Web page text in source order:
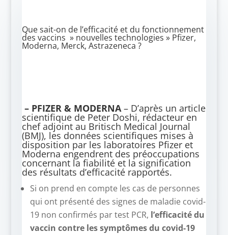
Que sait-on de l’efficacité et du fonctionnement
des vaccins » nouvelles technologies » Pfizer,
Moderna, Merck, Astrazeneca ?
– PFIZER & MODERNA– D’après un article
scientifique de Peter Doshi, rédacteur en
chef adjoint au Britisch Medical Journal
(BMJ), les données scientifiques mises à
disposition par les laboratoires Pfizer et
Moderna engendrent des préoccupations
concernant la fiabilité et la signification
des résultats d’efficacité rapportés.
Si on prend en compte les cas de personnes
qui ont présenté des signes de maladie covid-
19 non confirmés par test PCR, l’efficacité du
vaccin contre les symptômes du covid-19